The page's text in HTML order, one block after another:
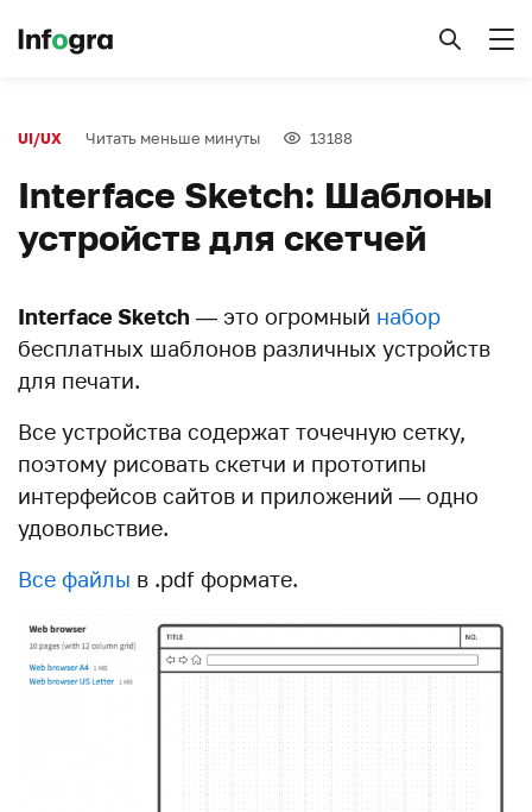
UI/UX Читать меньше минуты 13188
Interface Sketch: Шаблоны
устройств для скетчей
Interface Sketch — это огромный набор
бесплатных шаблонов различных устройств
для печати.
Все устройства содержат точечную сетку,
поэтому рисовать скетчи и прототипы
интерфейсов сайтов и приложений — одно
удовольствие.
Все файлы в .pdf формате.